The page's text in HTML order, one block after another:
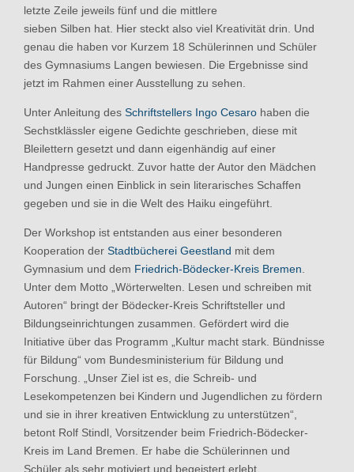
letzte Zeile jeweils fünf und die mittlere
sieben Silben hat. Hier steckt also viel Kreativität drin. Und
genau die haben vor Kurzem 18 Schülerinnen und Schüler
des Gymnasiums Langen bewiesen. Die Ergebnisse sind
jetzt im Rahmen einer Ausstellung zu sehen.
Unter Anleitung des Schriftstellers Ingo Cesaro haben die
Sechstklässler eigene Gedichte geschrieben, diese mit
Bleilettern gesetzt und dann eigenhändig auf einer
Handpresse gedruckt. Zuvor hatte der Autor den Mädchen
und Jungen einen Einblick in sein literarisches Schaffen
gegeben und sie in die Welt des Haiku eingeführt.
Der Workshop ist entstanden aus einer besonderen
Kooperation der Stadtbücherei Geestland mit dem
Gymnasium und dem Friedrich-Bödecker-Kreis Bremen.
Unter dem Motto „Wörterwelten. Lesen und schreiben mit
Autoren“ bringt der Bödecker-Kreis Schriftsteller und
Bildungseinrichtungen zusammen. Gefördert wird die
Initiative über das Programm „Kultur macht stark. Bündnisse
für Bildung“ vom Bundesministerium für Bildung und
Forschung. „Unser Ziel ist es, die Schreib- und
Lesekompetenzen bei Kindern und Jugendlichen zu fördern
und sie in ihrer kreativen Entwicklung zu unterstützen“,
betont Rolf Stindl, Vorsitzender beim Friedrich-Bödecker-
Kreis im Land Bremen. Er habe die Schülerinnen und
Schüler als sehr motiviert und begeistert erlebt.